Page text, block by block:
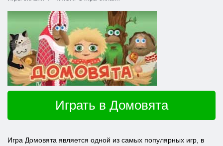
Играть в Домовята
Игра Домовята является одной из самых популярных игр, в